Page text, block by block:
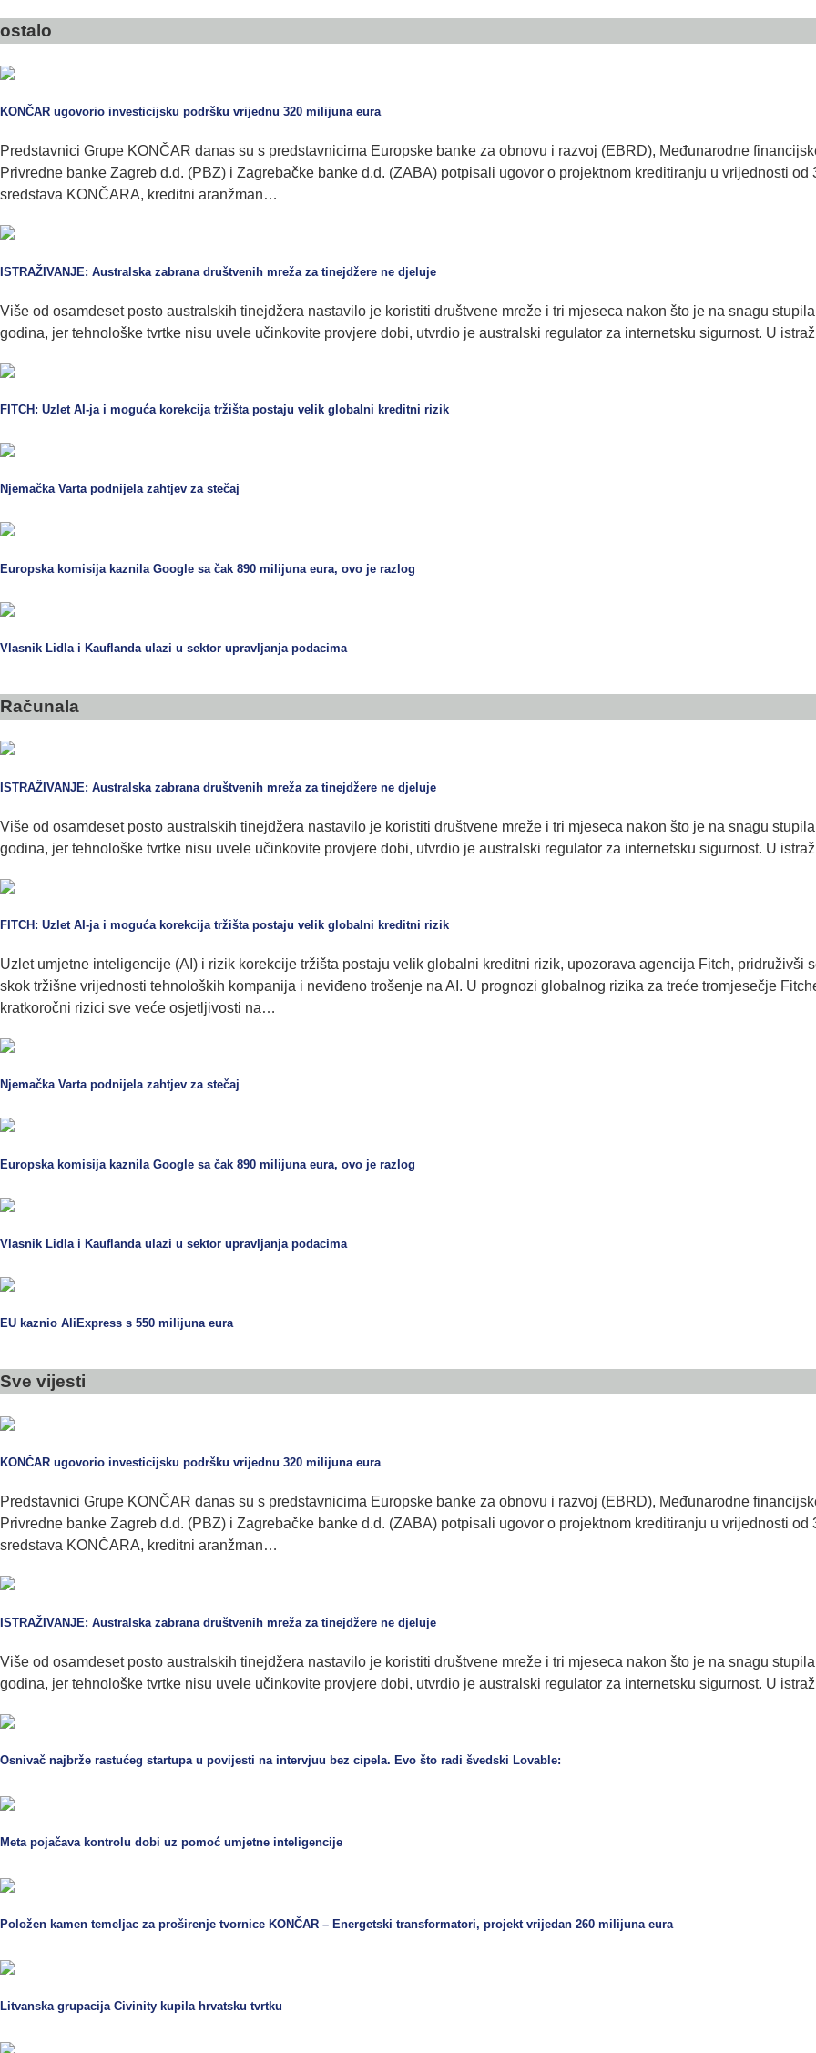
ostalo
KONČAR ugovorio investicijsku podršku vrijednu 320 milijuna eura
Predstavnici Grupe KONČAR danas su s predstavnicima Europske banke za obnovu i razvoj (EBRD), Međunarodne
Privredne banke Zagreb d.d. (PBZ) i Zagrebačke banke d.d. (ZABA) potpisali ugovor o projektnom kreditiranju u vrijednosti
sredstava KONČARA, kreditni aranžman…
ISTRAŽIVANJE: Australska zabrana društvenih mreža za tinejdžere ne djeluje
Više od osamdeset posto australskih tinejdžera nastavilo je koristiti društvene mreže i tri mjeseca nakon što je na snagu
godina, jer tehnološke tvrtke nisu uvele učinkovite provjere dobi, utvrdio je australski regulator za internetsku sigurnost. U
FITCH: Uzlet AI-ja i moguća korekcija tržišta postaju velik globalni kreditni rizik
Njemačka Varta podnijela zahtjev za stečaj
Europska komisija kaznila Google sa čak 890 milijuna eura, ovo je razlog
Vlasnik Lidla i Kauflanda ulazi u sektor upravljanja podacima
Računala
ISTRAŽIVANJE: Australska zabrana društvenih mreža za tinejdžere ne djeluje
Više od osamdeset posto australskih tinejdžera nastavilo je koristiti društvene mreže i tri mjeseca nakon što je na snagu
godina, jer tehnološke tvrtke nisu uvele učinkovite provjere dobi, utvrdio je australski regulator za internetsku sigurnost. U
FITCH: Uzlet AI-ja i moguća korekcija tržišta postaju velik globalni kreditni rizik
Uzlet umjetne inteligencije (AI) i rizik korekcije tržišta postaju velik globalni kreditni rizik, upozorava agencija Fitch, pridruživši
skok tržišne vrijednosti tehnoloških kompanija i neviđeno trošenje na AI. U prognozi globalnog rizika za treće tromjesečje
kratkoročni rizici sve veće osjetljivosti na…
Njemačka Varta podnijela zahtjev za stečaj
Europska komisija kaznila Google sa čak 890 milijuna eura, ovo je razlog
Vlasnik Lidla i Kauflanda ulazi u sektor upravljanja podacima
EU kaznio AliExpress s 550 milijuna eura
Sve vijesti
KONČAR ugovorio investicijsku podršku vrijednu 320 milijuna eura
Predstavnici Grupe KONČAR danas su s predstavnicima Europske banke za obnovu i razvoj (EBRD), Međunarodne
Privredne banke Zagreb d.d. (PBZ) i Zagrebačke banke d.d. (ZABA) potpisali ugovor o projektnom kreditiranju u vrijednosti
sredstava KONČARA, kreditni aranžman…
ISTRAŽIVANJE: Australska zabrana društvenih mreža za tinejdžere ne djeluje
Više od osamdeset posto australskih tinejdžera nastavilo je koristiti društvene mreže i tri mjeseca nakon što je na snagu
godina, jer tehnološke tvrtke nisu uvele učinkovite provjere dobi, utvrdio je australski regulator za internetsku sigurnost. U
Osnivač najbrže rastućeg startupa u povijesti na intervjuu bez cipela. Evo što radi švedski Lovable:
Meta pojačava kontrolu dobi uz pomoć umjetne inteligencije
Položen kamen temeljac za proširenje tvornice KONČAR – Energetski transformatori, projekt vrijedan 260 milijuna eura
Litvanska grupacija Civinity kupila hrvatsku tvrtku